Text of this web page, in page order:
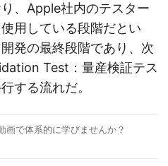
、Apple社内のテスター
用している段階だとい
発の最終段階であり、次
Test：量産検証テス
する流れだ。
画で体系的に学びませんか？